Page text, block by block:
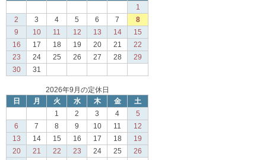
1
2
3 4 5 6 7
8
9
10 11 12 13 14
15
16
17 18 19 20 21
22
23
24 25 26 27 28
29
30
31
2026年9月の定休日
日
月 火 水 木 金
土
1
2 3 4
5
6
7 8 9 10 11
12
13
14 15 16 17 18
19
20
21 22 23 24 25
26